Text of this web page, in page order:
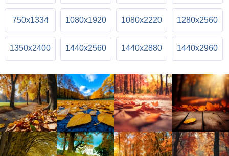
750x1334 1080x1920 1080x2220 1280x2560
1350x2400 1440x2560 1440x2880 1440x2960